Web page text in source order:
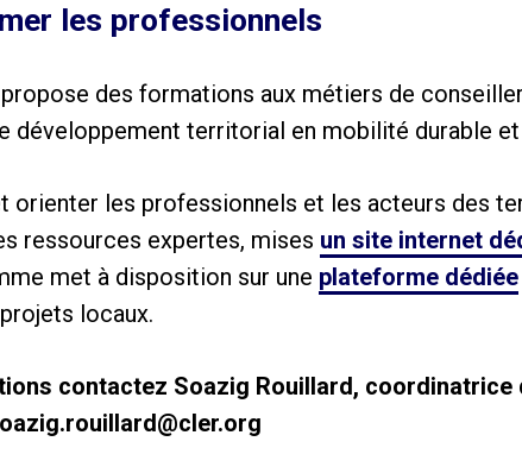
les professionnels
des formations aux métiers de
développement territorial en mobilité durable
orienter les professionnels et les acteurs des
ressources expertes, mises un site internet
met à disposition sur une plateforme dédiée
locaux.
contactez Soazig Rouillard, coordinatrice